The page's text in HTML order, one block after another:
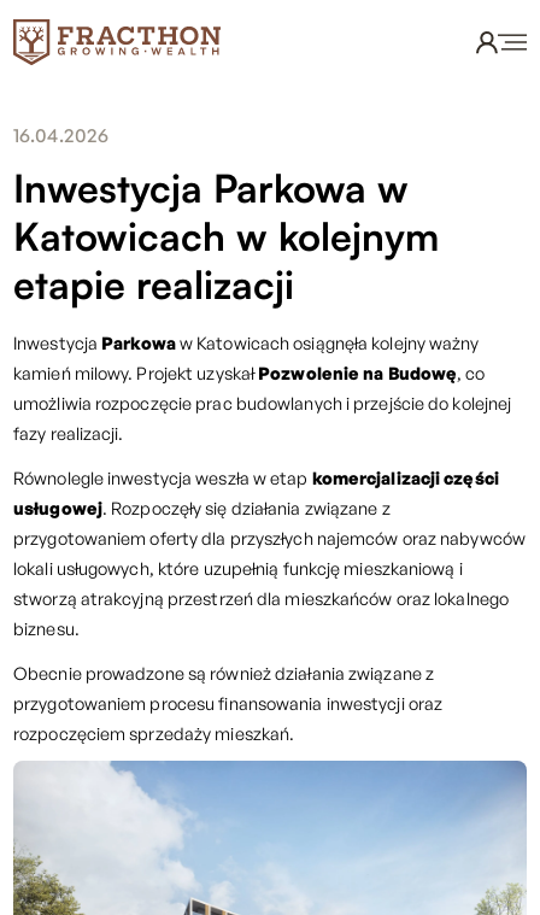
16.04.2026
Inwestycja Parkowa w
Katowicach w kolejnym
etapie realizacji
Inwestycja Parkowaw Katowicach osiągnęła kolejny ważny
kamień milowy. Projekt uzyskałPozwolenie na Budowę, co
umożliwia rozpoczęcie prac budowlanych i przejście do kolejnej
fazy realizacji.
Równolegle inwestycja weszła w etap komercjalizacji części
usługowej. Rozpoczęły się działania związane z
przygotowaniem oferty dla przyszłych najemców oraz nabywców
lokali usługowych, które uzupełnią funkcję mieszkaniową i
stworzą atrakcyjną przestrzeń dla mieszkańców oraz lokalnego
biznesu.
Obecnie prowadzone są również działania związane z
przygotowaniem procesu finansowania inwestycji oraz
rozpoczęciem sprzedaży mieszkań.